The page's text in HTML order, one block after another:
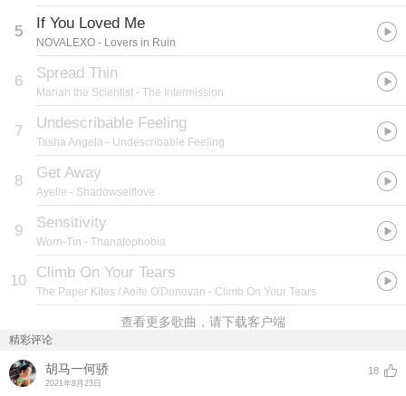
5 If You Loved Me
NOVALEXO - Lovers in Ruin
6 Spread Thin
Mariah the Scientist - The Intermission
7 Undescribable Feeling
Tasha Angela - Undescribable Feeling
8 Get Away
Ayelle - Shadowselflove
9 Sensitivity
Worn-Tin - Thanatophobia
10 Climb On Your Tears
The Paper Kites / Aoife O'Donovan - Climb On Your Tears
查看更多歌曲，请下载客户端
精彩评论
胡马一何骄
2021年8月23日
18